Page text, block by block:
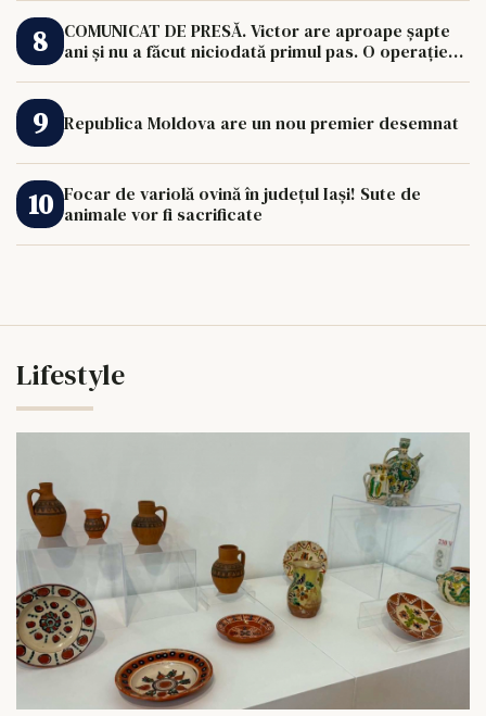
COMUNICAT DE PRESĂ. Victor are aproape șapte
ani și nu a făcut niciodată primul pas. O operație
Republica Moldova are un nou premier desemnat
Focar de variolă ovină în județul Iași! Sute de
animale vor fi sacrificate
Lifestyle